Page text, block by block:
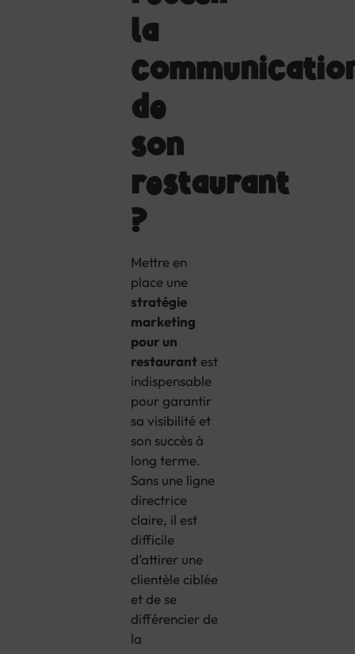
la
de
son
restaurant
?
Mettre en
place une
stratégie
marketing
pour un
restaurant est
indispensable
pour garantir
sa visibilité et
son succès à
long terme.
Sans une ligne
directrice
claire, il est
difficile
d’attirer une
clientèle ciblée
et de se
différencier de
la